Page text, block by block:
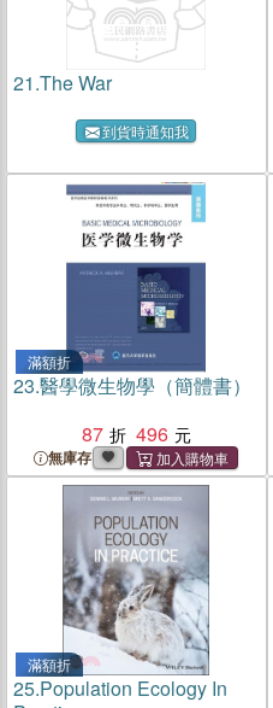
21.The War
到貨時通知我
滿額折
23.醫學微生物學（簡體書）
87
496
無庫存
滿額折
25.Population Ecology In